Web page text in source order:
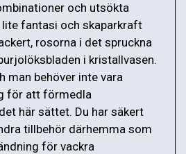
och utsökta
lite fantasi och skaparkraft
rosorna i det spruckna
i kristallvasen.
man behöver inte vara
för att förmedla
här sättet. Du har säkert
tillbehör därhemma som
för vackra